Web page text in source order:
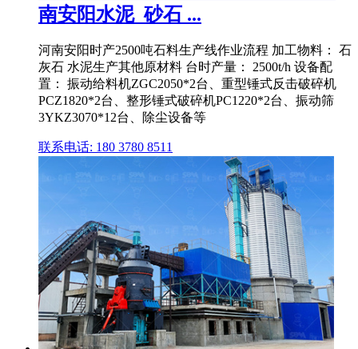
南安阳水泥_砂石 ...
河南安阳时产2500吨石料生产线作业流程 加工物料： 石
灰石 水泥生产其他原材料 台时产量： 2500t/h 设备配
置： 振动给料机ZGC2050*2台、重型锤式反击破碎机
PCZ1820*2台、整形锤式破碎机PC1220*2台、振动筛
3YKZ3070*12台、除尘设备等
联系电话: 180 3780 8511